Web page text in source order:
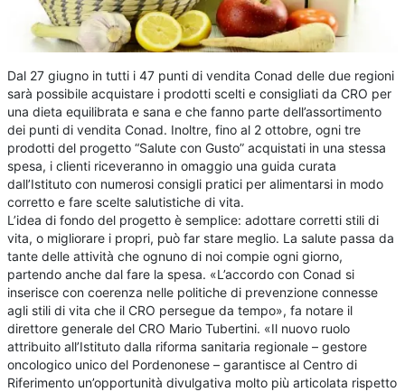
Dal 27 giugno in tutti i 47 punti di vendita Conad delle due regioni
sarà possibile acquistare i prodotti scelti e consigliati da CRO per
una dieta equilibrata e sana e che fanno parte dell’assortimento
dei punti di vendita Conad. Inoltre, fino al 2 ottobre, ogni tre
prodotti del progetto “Salute con Gusto” acquistati in una stessa
spesa, i clienti riceveranno in omaggio una guida curata
dall’Istituto con numerosi consigli pratici per alimentarsi in modo
corretto e fare scelte salutistiche di vita.
L’idea di fondo del progetto è semplice: adottare corretti stili di
vita, o migliorare i propri, può far stare meglio. La salute passa da
tante delle attività che ognuno di noi compie ogni giorno,
partendo anche dal fare la spesa. «L’accordo con Conad si
inserisce con coerenza nelle politiche di prevenzione connesse
agli stili di vita che il CRO persegue da tempo», fa notare il
direttore generale del CRO Mario Tubertini. «Il nuovo ruolo
attribuito all’Istituto dalla riforma sanitaria regionale – gestore
oncologico unico del Pordenonese – garantisce al Centro di
Riferimento un’opportunità divulgativa molto più articolata rispetto